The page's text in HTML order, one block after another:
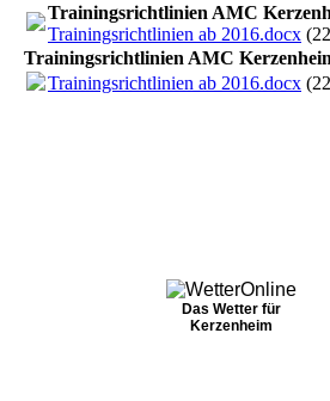
Trainingsrichtlinien AMC
Trainingsrichtlinien ab 2016.docx
Trainingsrichtlinien AMC
Trainingsrichtlinien ab 2016.docx